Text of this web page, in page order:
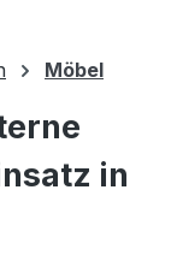
Möbel
in